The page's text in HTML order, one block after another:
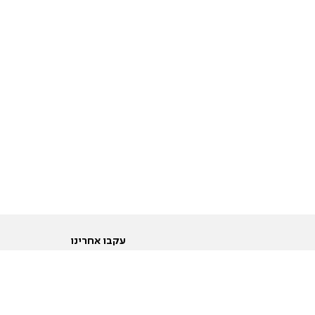
עקבו אחרינו